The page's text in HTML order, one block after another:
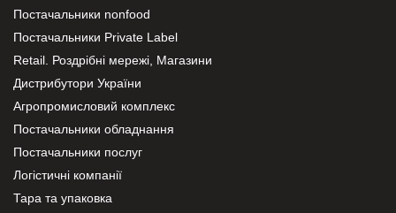
Постачальники nonfood
Постачальники Private Label
Retail. Роздрібні мережі, Магазини
Дистрибутори України
Агропромисловий комплекс
Постачальники обладнання
Постачальники послуг
Логістичні компанії
Тара та упаковка